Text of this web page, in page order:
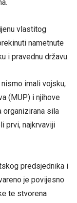
vlastitog
nametnute
i pravednu državu.
imali vojsku,
(MUP) i njihove
organizirana sila
prvi, najkrvaviji
predsjednika i
je povijesno
te stvorena